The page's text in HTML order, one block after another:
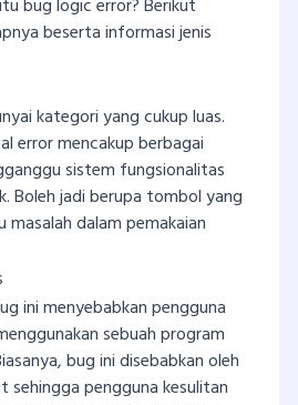
bug logic error? Berikut
beserta informasi jenis
kategori yang cukup luas.
error mencakup berbagai
sistem fungsionalitas
Boleh jadi berupa tombol yang
dalam pemakaian
ini menyebabkan pengguna
sebuah program
bug ini disebabkan oleh
sehingga pengguna kesulitan